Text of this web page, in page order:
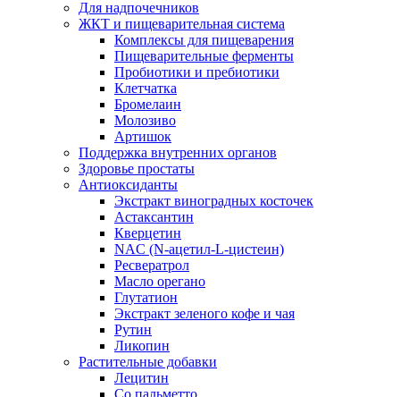
Для надпочечников
ЖКТ и пищеварительная система
Комплексы для пищеварения
Пищеварительные ферменты
Пробиотики и пребиотики
Клетчатка
Бромелаин
Молозиво
Артишок
Поддержка внутренних органов
Здоровье простаты
Антиоксиданты
Экстракт виноградных косточек
Астаксантин
Кверцетин
NAC (N-ацетил-L-цистеин)
Ресвератрол
Масло орегано
Глутатион
Экстракт зеленого кофе и чая
Рутин
Ликопин
Растительные добавки
Лецитин
Со пальметто